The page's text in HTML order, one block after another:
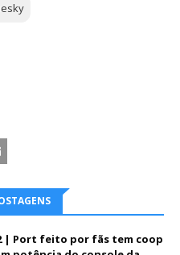
| Port feito por fãs tem coop